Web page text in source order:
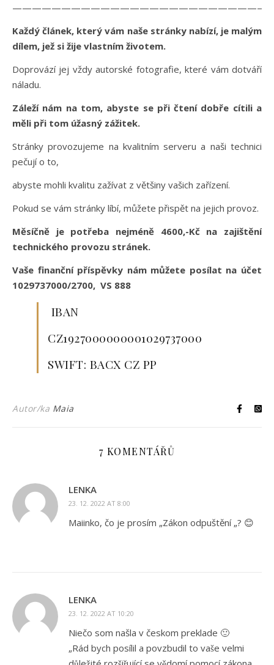
Každý článek, který vám naše stránky nabízí, je malým
dílem, jež si žije vlastním životem.
Doprovází jej vždy autorské fotografie, které vám dotváří
náladu.
Záleží nám na tom, abyste se při čtení dobře cítili a
měli při tom úžasný zážitek.
Stránky provozujeme na kvalitním serveru a naši technici
pečují o to,
abyste mohli kvalitu zažívat z většiny vašich zařízení.
Pokud se vám stránky líbí, můžete přispět na jejich provoz.
Měsíčně je potřeba nejméně 4600,-Kč na zajištění
technického provozu stránek.
Vaše finanční příspěvky nám můžete posílat na účet
1029737000/2700, VS 888
IBAN
CZ1927000000001029737000
SWIFT: BACX CZ PP
Autor/ka Maia
7 KOMENTÁŘŮ
LENKA
23. 12. 2022 AT 8:00
Maiinko, čo je prosím „Zákon odpuštění „? 😊
LENKA
23. 12. 2022 AT 10:20
Niečo som našla v českom preklade 🙂
„Rád bych posílil a povzbudil to vaše velmi